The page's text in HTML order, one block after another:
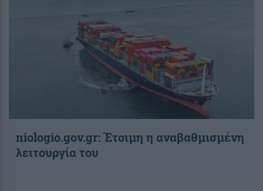
niologio.gov.gr: Έτοιμη η αναβαθμισμένη
λειτουργία του